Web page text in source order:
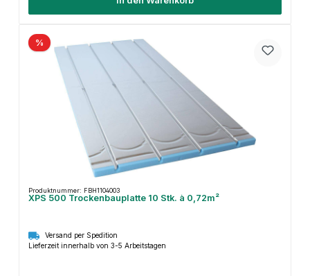
%
Produktnummer: FBH1104003
XPS 500 Trockenbauplatte 10 Stk. à 0,72m²
Versand per Spedition
Lieferzeit innerhalb von 3-5 Arbeitstagen